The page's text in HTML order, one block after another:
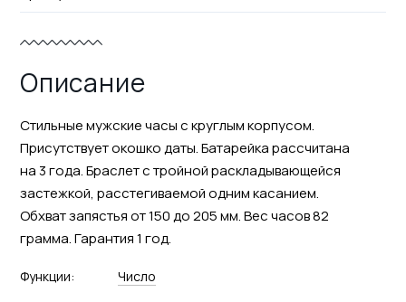
Описание
Стильные мужские часы с круглым корпусом.
Присутствует окошко даты. Батарейка рассчитана
на 3 года. Браслет с тройной раскладывающейся
застежкой, расстегиваемой одним касанием.
Обхват запястья от 150 до 205 мм. Вес часов 82
грамма. Гарантия 1 год.
Функции: Число